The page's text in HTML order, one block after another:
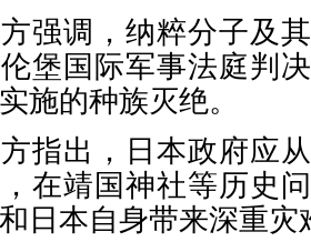
强调，纳粹分子及
堡国际军事法庭判
施的种族灭绝。
指出，日本政府应
在靖国神社等历史
日本自身带来深重